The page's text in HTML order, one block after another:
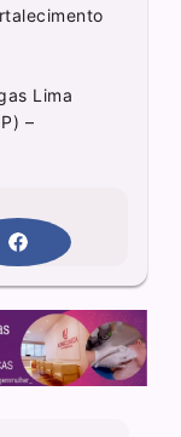
Lima
–